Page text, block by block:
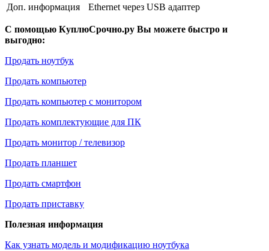
Доп. информация
Ethernet через USB адаптер
С помощью КуплюСрочно.ру Вы можете быстро и
выгодно:
Продать ноутбук
Продать компьютер
Продать компьютер с монитором
Продать комплектующие для ПК
Продать монитор / телевизор
Продать планшет
Продать смартфон
Продать приставку
Полезная информация
Как узнать модель и модификацию ноутбука